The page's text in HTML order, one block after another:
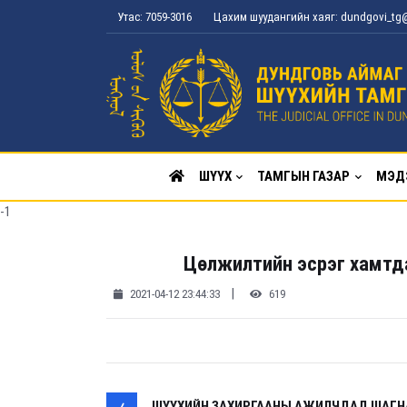
Утас: 7059-3016 Цахим шуудангийн хаяг:
ШҮҮХ ТАМГЫН ГАЗАР
-1
Цөлжилтийн эсрэг
2021-04-12 23:44:33 | 619